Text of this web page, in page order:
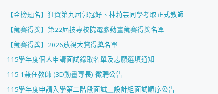
【金榜題名】狂賀第九屆郭冠妤、林莉芸同學考取正式教師
【競賽得獎】第22屆技專校院電腦動畫競賽得獎名單
【競賽得獎】2026放視大賞得獎名單
115學年度個人申請面試錄取名單及志願選填通知
115-1兼任教師 (3D動畫專長) 徵聘公告
115學年度申請入學第二階段面試＿設計組面試順序公告